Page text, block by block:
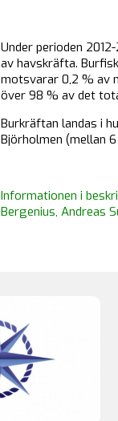
Under perioden
av havskräfta.
motsvarar 0,2 % av
över 98 % av det
Burkräftan landas i
Björholmen (mellan
Informationen i
Bergenius, Andreas